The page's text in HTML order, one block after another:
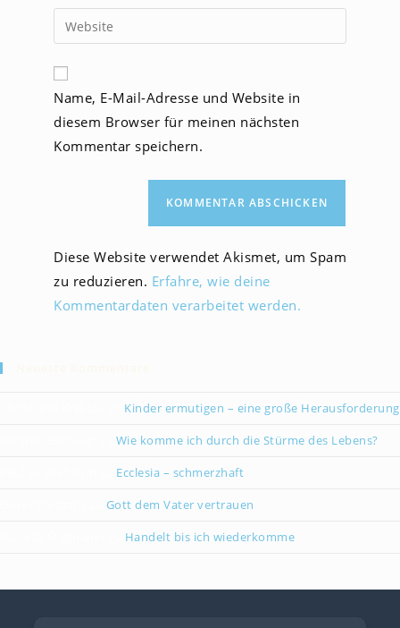
zum
Kommentieren
ein
E-
Mail-
zum
Kommentieren
ein
Gib
deine
Website-
URL
ein
(optional)
Name, E-Mail-Adresse und Website in
diesem Browser für meinen nächsten
Kommentar speichern.
Diese Website verwendet Akismet, um Spam
zu reduzieren. Erfahre, wie deine
Kommentardaten verarbeitet werden.
Kinder ermutigen – eine große Herausforderung
Wie komme ich durch die Stürme des Lebens?
Ecclesia – schmerzhaft
Gott dem Vater vertrauen
Handelt bis ich wiederkomme